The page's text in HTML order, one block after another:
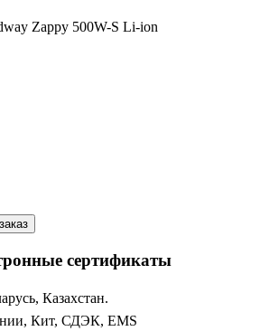
сертификаты
Казахстан.
Кит, СДЭК, EMS